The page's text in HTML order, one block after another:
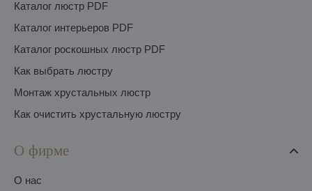
Каталог люстр PDF
Каталог интерьеров PDF
Каталог роскошных люстр PDF
Как выбрать люстру
Монтаж хрустальных люстр
Как очистить хрустальную люстру
О фирме
O нас